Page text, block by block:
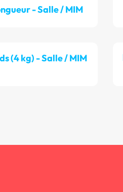
- Salle / MIM
(4 kg) - Salle / MIM